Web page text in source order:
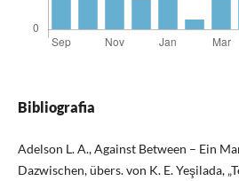
Bibliografia
Adelson L. A., Against Between – Ein
Dazwischen, übers. von K. E. Yeşilada,